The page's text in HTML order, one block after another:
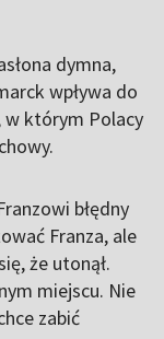
dymna,
wpływa do
w którym Polacy
błędny
Franza, ale
że utonął.
miejscu. Nie
zabić